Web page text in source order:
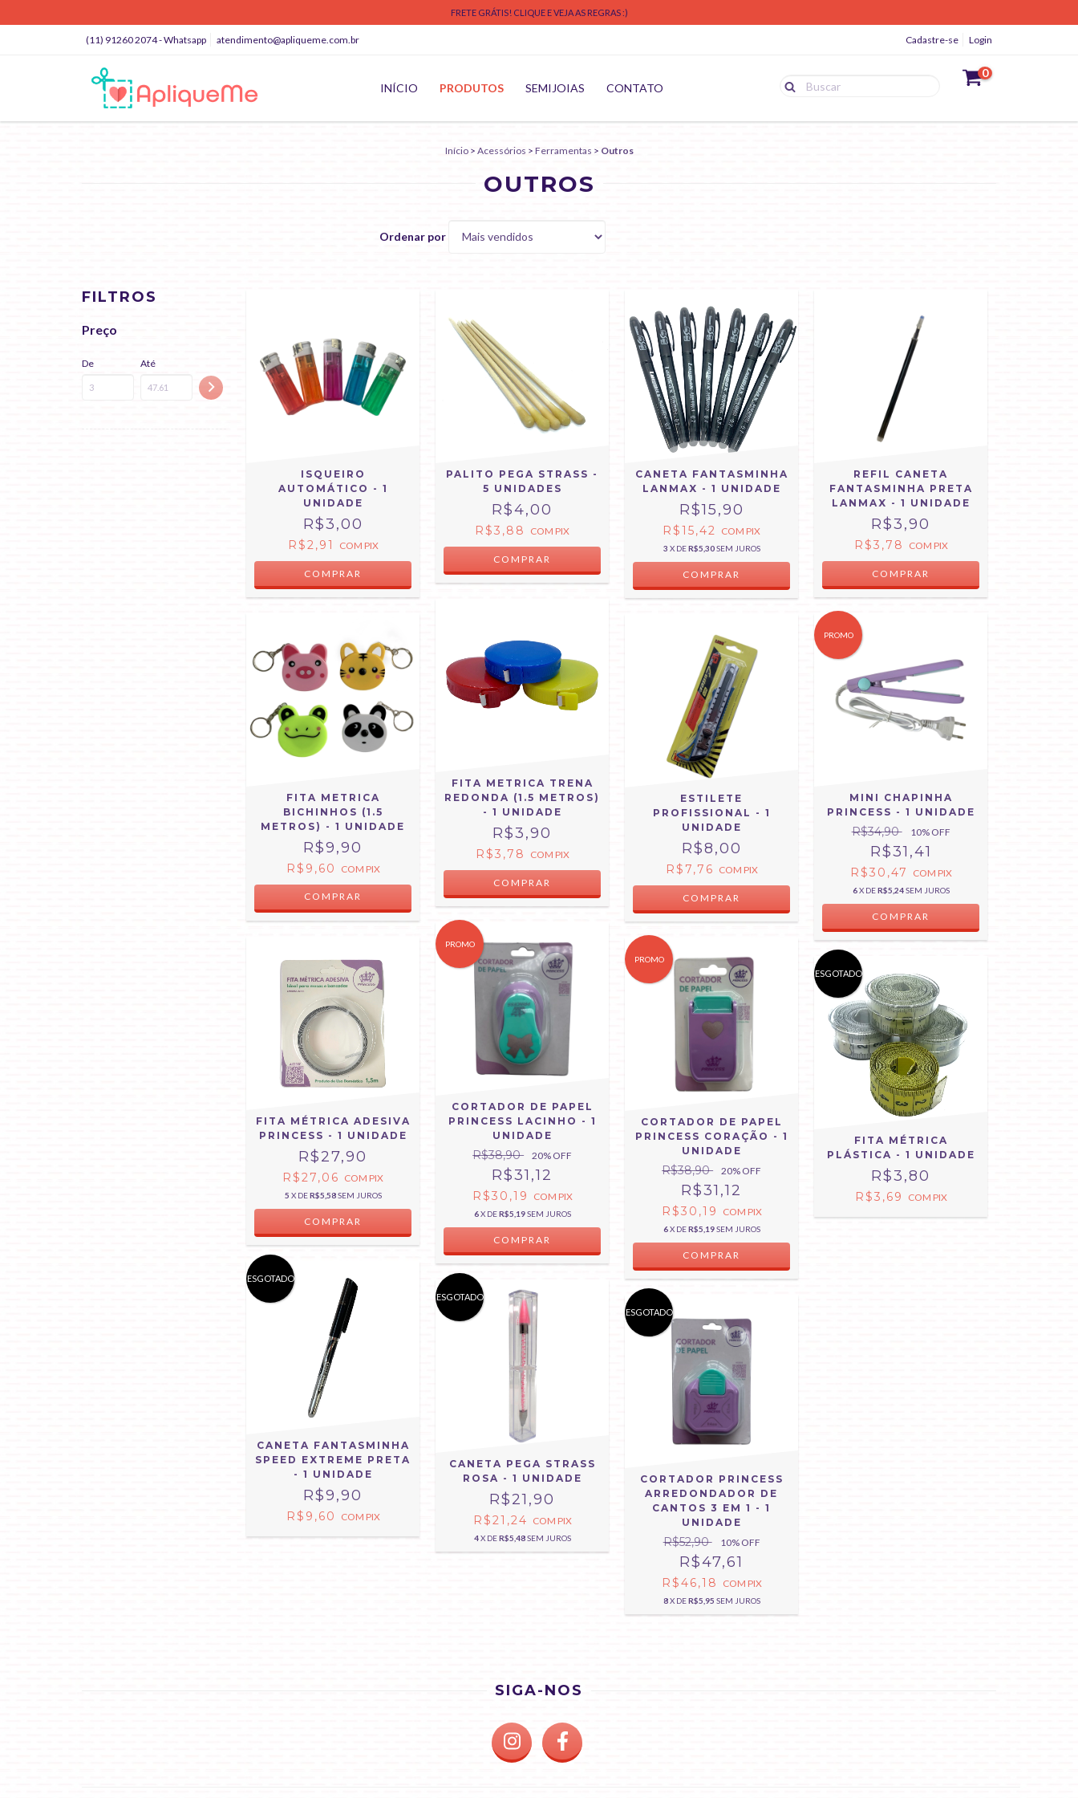
FRETE GRÁTIS! CLIQUE E VEJA AS REGRAS :)
(11) 91260 2074 - Whatsapp atendimento@apliqueme.com.br Cadastre-se Login
INÍCIO PRODUTOS SEMIJOIAS CONTATO
0
Início > Acessórios > Ferramentas > Outros
OUTROS
Ordenar por
FILTROS
Preço
De Até
ISQUEIRO
AUTOMÁTICO - 1
UNIDADE
R$3,00
R$2,91 COM PIX
PALITO PEGA STRASS -
5 UNIDADES
R$4,00
R$3,88 COM PIX
CANETA FANTASMINHA
LANMAX - 1 UNIDADE
R$15,90
R$15,42 COM PIX
3 X DER$5,30SEM JUROS
REFIL CANETA
FANTASMINHA PRETA
LANMAX - 1 UNIDADE
R$3,90
R$3,78 COM PIX
FITA METRICA
BICHINHOS (1.5
METROS) - 1 UNIDADE
R$9,90
R$9,60 COM PIX
COMPRAR
FITA METRICA TRENA
REDONDA (1.5 METROS)
- 1 UNIDADE
R$3,90
R$3,78 COM PIX
ESTILETE
PROFISSIONAL - 1
UNIDADE
R$8,00
R$7,76 COM PIX
PROMO
MINI CHAPINHA
PRINCESS - 1 UNIDADE
R$34,90 10% OFF
R$31,41
R$30,47 COM PIX
6X DER$5,24SEM JUROS
FITA MÉTRICA ADESIVA
PRINCESS - 1 UNIDADE
R$27,90
R$27,06 COM PIX
5 X DER$5,58SEM JUROS
PROMO
CORTADOR DE PAPEL
PRINCESS LACINHO - 1
UNIDADE
R$38,90 20% OFF
R$31,12
R$30,19 COM PIX
6X DER$5,19SEM JUROS
PROMO
CORTADOR DE PAPEL
PRINCESS CORAÇÃO - 1
UNIDADE
R$38,90 20% OFF
R$31,12
R$30,19 COM PIX
6X DER$5,19SEM JUROS
ESGOTADO
FITA MÉTRICA
PLÁSTICA - 1 UNIDADE
R$3,80
R$3,69 COM PIX
ESGOTADO
CANETA FANTASMINHA
SPEED EXTREME PRETA
- 1 UNIDADE
R$9,90
R$9,60 COM PIX
ESGOTADO
CANETA PEGA STRASS
ROSA - 1 UNIDADE
R$21,90
R$21,24 COM PIX
4X DER$5,48SEM JUROS
ESGOTADO
CORTADOR PRINCESS
ARREDONDADOR DE
CANTOS 3 EM 1 - 1
UNIDADE
R$52,90 10% OFF
R$47,61
R$46,18 COM PIX
8X DER$5,95 SEM JUROS
SIGA-NOS